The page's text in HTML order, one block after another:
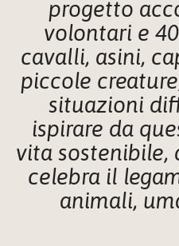
progetto
volontari e
cavalli, asini,
piccole
situazioni
ispirare da
vita sostenibile,
celebra il
animali,